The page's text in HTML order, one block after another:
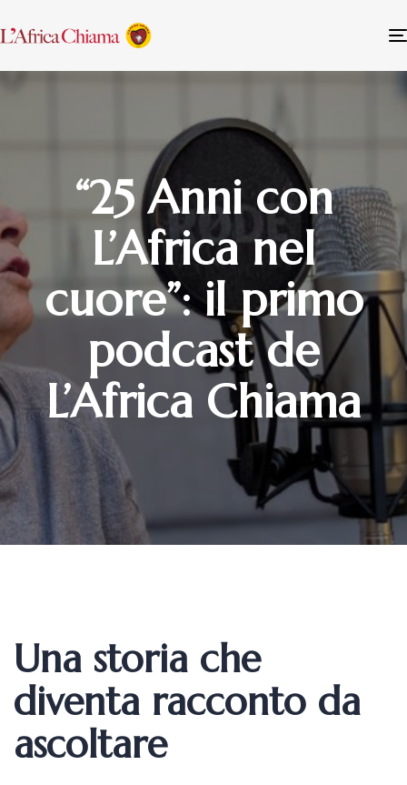
“25 Anni con
L’Africa nel
cuore”: il primo
podcast de
L’Africa Chiama
Una storia che
diventa racconto da
ascoltare